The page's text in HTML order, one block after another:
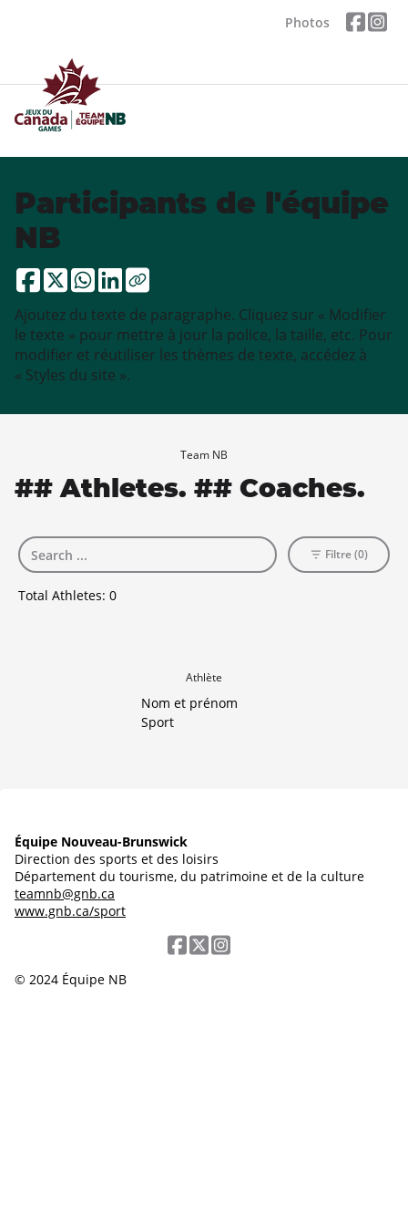
Photos
Participants de l'équipe
NB
Ajoutez du texte de paragraphe. Cliquez sur « Modifier
le texte » pour mettre à jour la police, la taille, etc. Pour
modifier et réutiliser les thèmes de texte, accédez à
« Styles du site ».
Team NB
## Athletes. ## Coaches.
Total Athletes: 0
Filtre (0)
Athlète
Nom et prénom
Sport
Équipe Nouveau-Brunswick
Direction des sports et des loisirs
Département du tourisme, du patrimoine et de la culture
teamnb@gnb.ca
www.gnb.ca/sport
© 2024 Équipe NB